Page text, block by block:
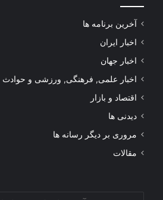
آخرین برنامه ها
اخبار ایران
اخبار جهان
اخبار علمی, فرهنگی, ورزشی و حوادث
اقتصاد و بازار
دیدنی ها
مروری بر دیگر رسانه ها
مقالات